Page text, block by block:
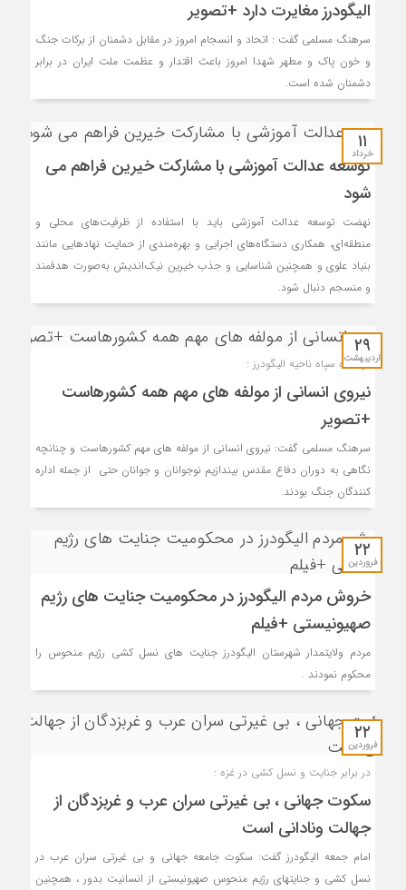
الیگودرز مغایرت دارد +تصویر
سرهنگ مسلمی گفت : اتحاد و انسجام امروز در مقابل دشمنان از برکات جنگ
و خون پاک و مطهر شهدا امروز باعث اقتدار و عظمت ملت ایران در برابر
دشمنان شده است.
۱۱
خرداد
توسعه عدالت آموزشی با مشارکت خیرین فراهم می
شود
نهضت توسعه عدالت آموزشی باید با استفاده از ظرفیت‌های محلی و
منطقه‌ای، همکاری دستگاه‌های اجرایی و بهره‌مندی از حمایت نهادهایی مانند
بنیاد علوی و همچنین شناسایی و جذب خیرین نیک‌اندیش به‌صورت هدفمند
و منسجم دنبال شود.
۲۹
اردیبهشت
فرمانده سپاه ناحیه الیگودرز :
نیروی انسانی از مولفه های مهم همه کشورهاست
+تصویر
سرهنگ مسلمی گفت: نیروی انسانی از مولفه های مهم کشورهاست و چنانچه
نگاهی به دوران دفاع مقدس بیندازیم نوجوانان و جوانان حتی از جمله اداره
کنندگان جنگ بودند.
۲۲
فروردین
خروش مردم الیگودرز در محکومیت جنایت های رژیم
صهیونیستی +فیلم
مردم ولایتمدار شهرستان الیگودرز جنایت های نسل کشی رژیم منحوس را
محکوم نمودند .
۲۲
فروردین
در برابر جنایت و نسل کشی در غزه :
سکوت جهانی ، بی غیرتی سران عرب و غربزدگان از
جهالت ونادانی است
امام جمعه الیگودرز گفت: سکوت جامعه جهانی و بی غیرتی سران عرب در
نسل کشی و جنایتهای رژیم منحوس صهیونیستی از انسانیت بدور ، همچنین